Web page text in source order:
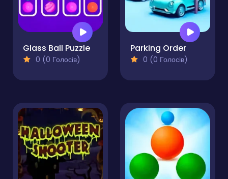
Glass Ball Puzzle
0 (0 Голосів)
Parking Order
0 (0 Голосів)